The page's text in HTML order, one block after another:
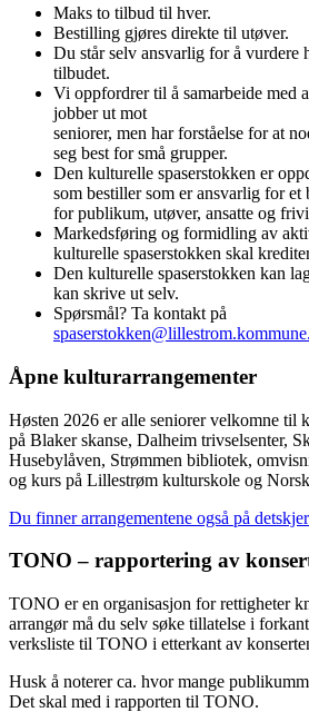
Maks to tilbud til hver.
Bestilling gjøres direkte til utøver.
Du står selv ansvarlig for å vurdere
tilbudet.
Vi oppfordrer til å samarbeide med
jobber ut mot
seniorer, men har forståelse for at
seg best for små grupper.
Den kulturelle spaserstokken er
som bestiller som er ansvarlig for et
for publikum, utøver, ansatte og
Markedsføring og formidling av
kulturelle spaserstokken skal
Den kulturelle spaserstokken kan
kan skrive ut selv.
Spørsmål? Ta kontakt på
Åpne kulturarrangementer
Høsten 2026 er alle seniorer velkomne til
på Blaker skanse, Dalheim trivselsenter,
Husebylåven, Strømmen bibliotek,
og kurs på Lillestrøm kulturskole og
Du finner arrangementene også på
TONO – rapportering av
TONO er en organisasjon for rettigheter
arrangør må du selv søke tillatelse i
verksliste til TONO i etterkant av
Husk å noterer ca. hvor mange
Det skal med i rapporten til TONO.